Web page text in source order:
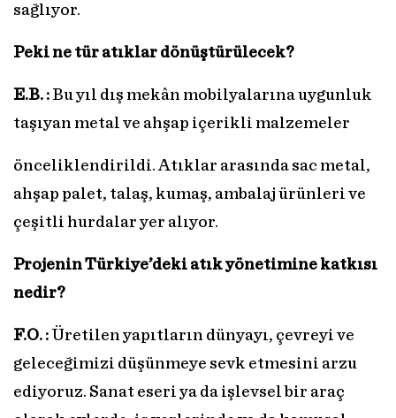
sağlıyor.
Peki ne tür atıklar dönüştürülecek?
E.B. : Bu yıl dış mekân mobilyalarına uygunluk
taşıyan metal ve ahşap içerikli malzemeler
önceliklendirildi. Atıklar arasında sac metal,
ahşap palet, talaş, kumaş, ambalaj ürünleri ve
çeşitli hurdalar yer alıyor.
Projenin Türkiye’deki atık yönetimine katkısı
nedir?
F.O. : Üretilen yapıtların dünyayı, çevreyi ve
geleceğimizi düşünmeye sevk etmesini arzu
ediyoruz. Sanat eseri ya da işlevsel bir araç